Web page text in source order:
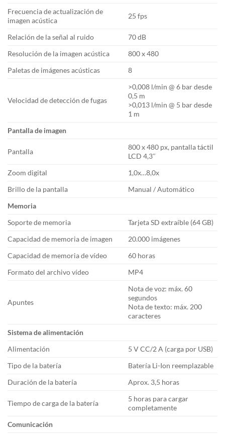
Frecuencia de actualización de
imagen acústica
25 fps
Relación de la señal al ruido
70 dB
Resolución de la imagen acústica
800 x 480
Paletas de imágenes acústicas
8
Velocidad de detección de fugas
>0,008 l/min @ 6 bar desde
0,5 m
>0,013 l/min @ 5 bar desde
1 m
Pantalla de imagen
Pantalla
800 x 480 px, pantalla táctil
LCD 4,3″
Zoom digital
1,0x…8,0x
Brillo de la pantalla
Manual / Automático
Memoria
Soporte de memoria
Tarjeta SD extraíble (64 GB)
Capacidad de memoria de imagen
20.000 imágenes
Capacidad de memoria de vídeo
60 horas
Formato del archivo vídeo
MP4
Apuntes
Nota de voz: máx. 60
segundos
Nota de texto: máx. 200
caracteres
Sistema de alimentación
Alimentación
5 V CC/2 A (carga por USB)
Tipo de la batería
Batería Li-Ion reemplazable
Duración de la batería
Aprox. 3,5 horas
Tiempo de carga de la batería
5 horas para cargar
completamente
Comunicación